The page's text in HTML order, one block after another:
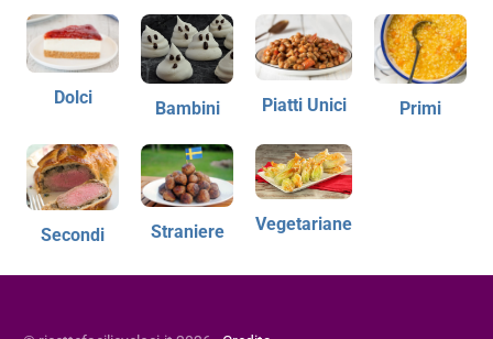
Dolci
Bambini Piatti Unici Primi
Secondi Straniere Vegetariane